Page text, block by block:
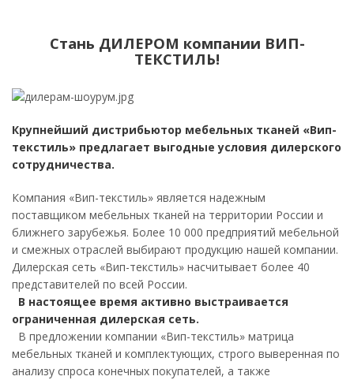
Cтань ДИЛЕРОМ компании ВИП-
ТЕКСТИЛЬ!
Крупнейший дистрибьютор мебельных тканей «Вип-
текстиль» предлагает выгодные условия дилерского
сотрудничества.
Компания «Вип-текстиль» является надежным
поставщиком мебельных тканей на территории России и
ближнего зарубежья. Более 10 000 предприятий мебельной
и смежных отраслей выбирают продукцию нашей компании.
Дилерская сеть «Вип-текстиль» насчитывает более 40
представителей по всей России.
В настоящее время активно выстраивается
ограниченная дилерская сеть.
В предложении компании «Вип-текстиль» матрица
мебельных тканей и комплектующих, строго выверенная по
анализу спроса конечных покупателей, а также